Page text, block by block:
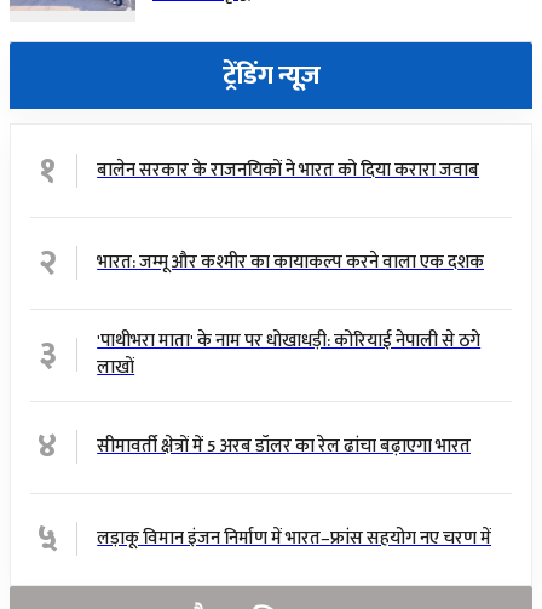
ट्रेंडिंग न्यूज़
१ बालेन सरकार के राजनयिकों ने भारत को दिया करारा जवाब
२ भारत: जम्मू और कश्मीर का कायाकल्प करने वाला एक दशक
३
'पाथीभरा माता' के नाम पर धोखाधड़ी: कोरियाई नेपाली से ठगे
लाखों
४ सीमावर्ती क्षेत्रों में 5 अरब डॉलर का रेल ढांचा बढ़ाएगा भारत
५ लड़ाकू विमान इंजन निर्माण में भारत–फ्रांस सहयोग नए चरण में